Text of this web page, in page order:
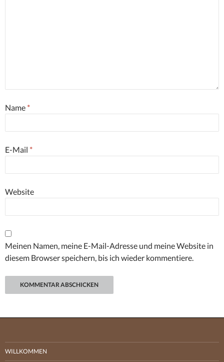
Name *
E-Mail *
Website
Meinen Namen, meine E-Mail-Adresse und meine Website in
diesem Browser speichern, bis ich wieder kommentiere.
WILLKOMMEN